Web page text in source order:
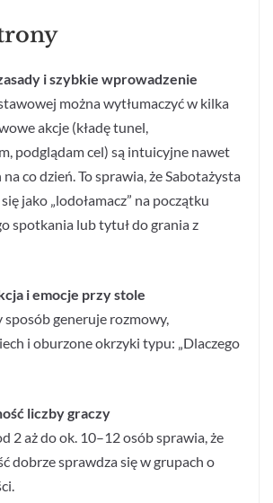
i szybkie wprowadzenie
można wytłumaczyć w kilka
akcje (kładę tunel,
podglądam cel) są intuicyjne nawet
co dzień. To sprawia, że Sabotażysta
jako „lodołamacz” na początku
spotkania lub tytuł do grania z
i emocje przy stole
generuje rozmowy,
i oburzone okrzyki typu: „Dlaczego
liczby graczy
2 aż do ok. 10–12 osób sprawia, że
dobrze sprawdza się w grupach o